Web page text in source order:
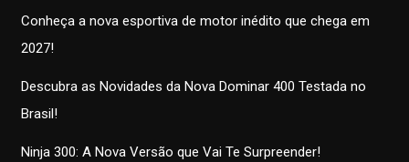
Conheça a nova esportiva de motor inédito que chega em
2027!
Descubra as Novidades da Nova Dominar 400 Testada no
Brasil!
Ninja 300: A Nova Versão que Vai Te Surpreender!